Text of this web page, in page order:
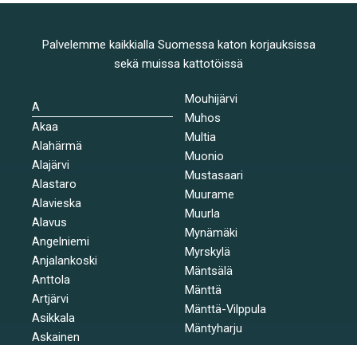
Palvelemme kaikkialla Suomessa katon korjauksissa
sekä muissa kattotöissä
A
Akaa
Alahärmä
Alajärvi
Alastaro
Alavieska
Alavus
Angelniemi
Anjalankoski
Anttola
Artjärvi
Asikkala
Askainen
Mouhijärvi
Muhos
Multia
Muonio
Mustasaari
Muurame
Muurla
Mynämäki
Myrskylä
Mäntsälä
Mänttä
Mänttä-Vilppula
Mäntyharju